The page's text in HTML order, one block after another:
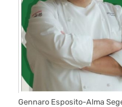
Gennaro Esposito-Alma